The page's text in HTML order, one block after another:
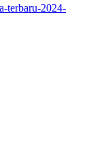
terbaru-2024-